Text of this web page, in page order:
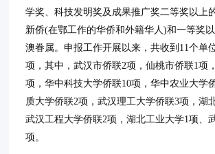
学奖、科技发明奖及成果推广奖二等奖以上
新侨(在鄂工作的华侨和外籍华人)和一等奖
澳眷属。申报工作开展以来，共收到11个单
项，其中，武汉市侨联2项，仙桃市侨联1项
项，华中科技大学侨联10项，华中农业大学
质大学侨联2项，武汉理工大学侨联3项，湖
武汉工程大学侨联2项，湖北工业大学1项、
项。